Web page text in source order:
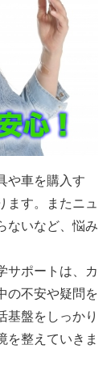
や車を購入す
ます。またニュ
ないなど、悩み
サポートは、カ
の不安や疑問を
基盤をしっかり
を整えていきま